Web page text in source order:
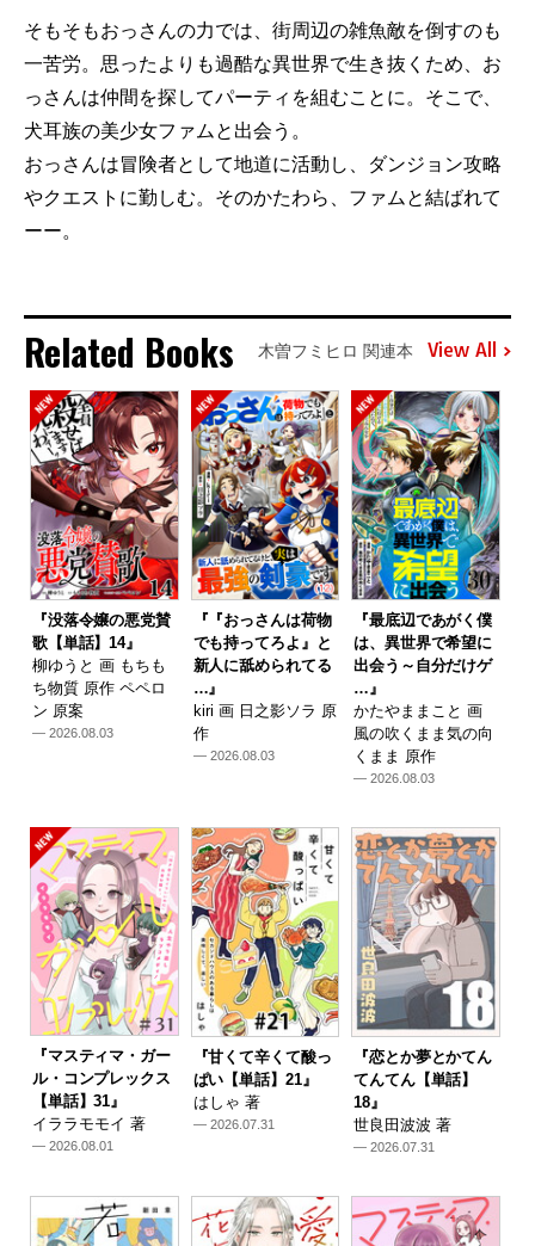
そもそもおっさんの力では、街周辺の雑魚敵を倒すのも
一苦労。思ったよりも過酷な異世界で生き抜くため、お
っさんは仲間を探してパーティを組むことに。そこで、
犬耳族の美少女ファムと出会う。
おっさんは冒険者として地道に活動し、ダンジョン攻略
やクエストに勤しむ。そのかたわら、ファムと結ばれて
ーー。
Related Books 木曽フミヒロ 関連本 View All
『没落令嬢の悪党賛
歌【単話】14』
柳ゆうと 画 もちも
ち物質 原作 ペペロ
ン 原案
— 2026.08.03
『『おっさんは荷物
でも持ってろよ』と
新人に舐められてる
…』
kiri 画 日之影ソラ 原
作
— 2026.08.03
『最底辺であがく僕
は、異世界で希望に
出会う～自分だけゲ
…』
かたやままこと 画
風の吹くまま気の向
くまま 原作
— 2026.08.03
『マスティマ・ガー
ル・コンプレックス
【単話】31』
イララモモイ 著
— 2026.08.01
『甘くて辛くて酸っ
ぱい【単話】21』
はしゃ 著
— 2026.07.31
『恋とか夢とかてん
てんてん【単話】
18』
世良田波波 著
— 2026.07.31